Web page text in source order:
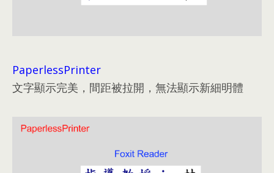
PaperlessPrinter
文字顯示完美 ， 間距被拉開 ， 無法顯示新細明體